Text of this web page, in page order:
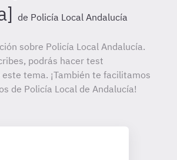
de Policía Local Andalucía
sobre Policía Local Andalucía.
podrás hacer test
tema. ¡También te facilitamos
de Policía Local de Andalucía!